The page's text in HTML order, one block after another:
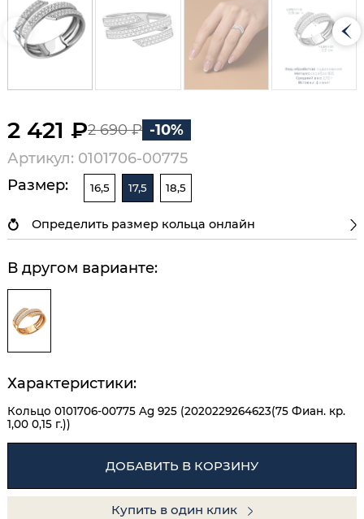
2 421 ₽2 690 ₽ -10%
Артикул: 0101706-00775
Размер:
16,5 17,5 18,5
Определить размер кольца онлайн
В другом варианте:
Характеристики:
Кольцо 0101706-00775 Ag 925 (2020229264623(75 Фиан. кр.
1,00 0,15 г.))
ДОБАВИТЬ В КОРЗИНУ
Купить в один клик